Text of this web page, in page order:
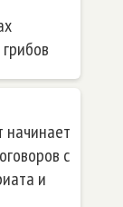
начинает
с
и